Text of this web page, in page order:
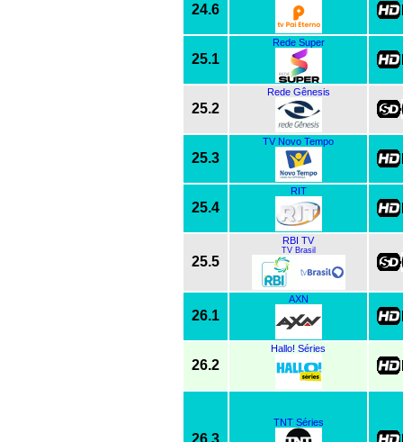
24.6
25.1
Rede Super
25.2
Rede Gênesis
25.3
TV Novo Tempo
25.4
RIT
25.5
RBI TV
TV Brasil
26.1
AXN
26.2
Hallo! Séries
26.3
TNT Séries